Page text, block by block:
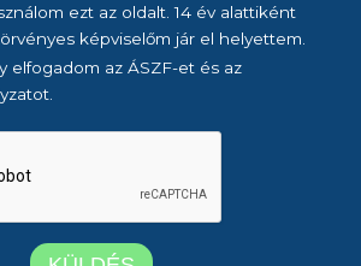
ezt az oldalt. 14 év alattiként
képviselőm jár el helyettem.
elfogadom az ÁSZF-et és az